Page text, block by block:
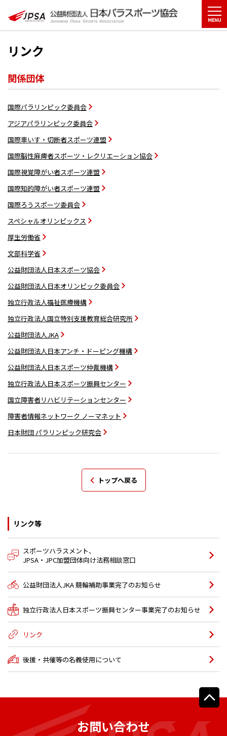
リンク
関係団体
国際パラリンピック委員会
アジアパラリンピック委員会
国際車いす・切断者スポーツ連盟
国際脳性麻痺者スポーツ・レクリエーション協会
国際視覚障がい者スポーツ連盟
国際知的障がい者スポーツ連盟
国際ろうスポーツ委員会
スペシャルオリンピックス
厚生労働省
文部科学省
公益財団法人日本スポーツ協会
公益財団法人日本オリンピック委員会
独立行政法人福祉医療機構
独立行政法人国立特別支援教育総合研究所
公益財団法人JKA
公益財団法人日本アンチ・ドーピング機構
公益財団法人日本スポーツ仲裁機構
独立行政法人日本スポーツ振興センター
国立障害者リハビリテーションセンター
障害者情報ネットワーク ノーマネット
日本財団 パラリンピック研究会
トップへ戻る
リンク等
スポーツハラスメント、
JPSA・JPC加盟団体向け法務相談窓口
公益財団法人JKA 競輪補助事業完了のお知らせ
独立行政法人日本スポーツ振興センター事業完了のお知らせ
リンク
後援・共催等の名義使用について
お問い合わせ